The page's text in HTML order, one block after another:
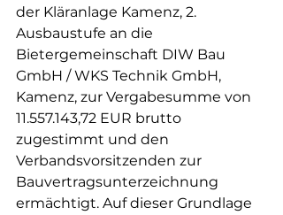
der Kläranlage Kamenz, 2.
Ausbaustufe an die
Bietergemeinschaft DIW Bau
GmbH / WKS Technik GmbH,
Kamenz, zur Vergabesumme von
11.557.143,72 EUR brutto
zugestimmt und den
Verbandsvorsitzenden zur
Bauvertragsunterzeichnung
ermächtigt. Auf dieser Grundlage